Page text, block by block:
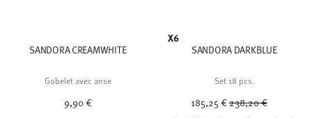
SANDORA CREAMWHITE
Gobelet avec anse
9,90 €
X6
SANDORA DARKBLUE
Set 18 pcs.
185,25 € Price reduced from
238,20 €to